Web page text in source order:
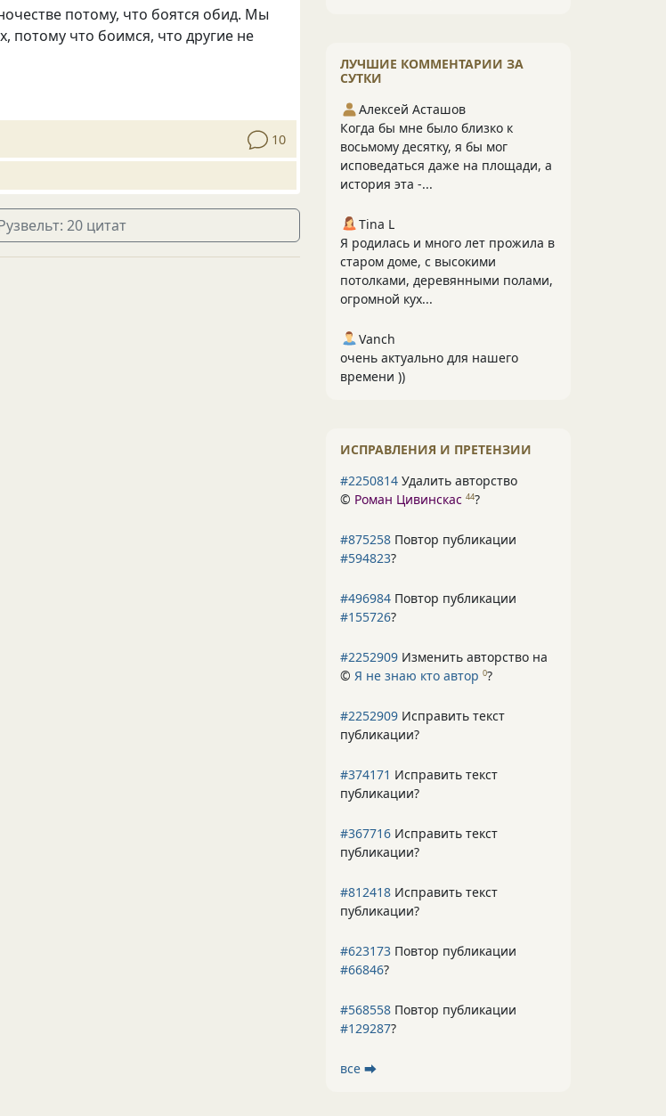
потому, что боятся обид. Мы
потому что боимся, что другие не
10
20 цитат
ЛУЧШИЕ КОММЕНТАРИИ ЗА
СУТКИ
Алексей Асташов
Когда бы мне было близко к
восьмому десятку, я бы мог
исповедаться даже на площади, а
история эта -...
Tina L
Я родилась и много лет прожила в
старом доме, с высокими
потолками, деревянными полами,
огромной кух...
Vanch
очень актуально для нашего
времени ))
ИСПРАВЛЕНИЯ И ПРЕТЕНЗИИ
#2250814 Удалить авторство
© Роман Цивинскас 44?
#875258 Повтор публикации
#594823?
#496984 Повтор публикации
#155726?
#2252909 Изменить авторство на
© Я не знаю кто автор 0?
#2252909 Исправить текст
публикации?
#374171 Исправить текст
публикации?
#367716 Исправить текст
публикации?
#812418 Исправить текст
публикации?
#623173 Повтор публикации
#66846?
#568558 Повтор публикации
#129287?
все ⮕